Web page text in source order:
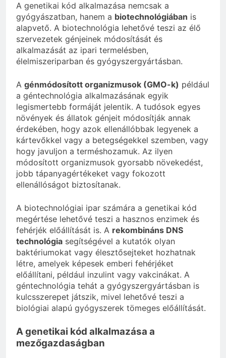
A genetikai kód alkalmazása nemcsak a
gyógyászatban, hanem a biotechnológiában is
alapvető. A biotechnológia lehetővé teszi az élő
szervezetek génjeinek módosítását és
alkalmazását az ipari termelésben,
élelmiszeriparban és gyógyszergyártásban.
A génmódosított organizmusok (GMO-k) például
a géntechnológia alkalmazásának egyik
legismertebb formáját jelentik. A tudósok egyes
növények és állatok génjeit módosítják annak
érdekében, hogy azok ellenállóbbak legyenek a
kártevőkkel vagy a betegségekkel szemben, vagy
hogy javuljon a terméshozamuk. Az ilyen
módosított organizmusok gyorsabb növekedést,
jobb tápanyagértékeket vagy fokozott
ellenállóságot biztosítanak.
A biotechnológiai ipar számára a genetikai kód
megértése lehetővé teszi a hasznos enzimek és
fehérjék előállítását is. A rekombináns DNS
technológia segítségével a kutatók olyan
baktériumokat vagy élesztősejteket hozhatnak
létre, amelyek képesek emberi fehérjéket
előállítani, például inzulint vagy vakcinákat. A
géntechnológia tehát a gyógyszergyártásban is
kulcsszerepet játszik, mivel lehetővé teszi a
biológiai alapú gyógyszerek tömeges előállítását.
A genetikai kód alkalmazása a
mezőgazdaságban